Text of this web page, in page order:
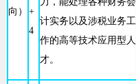
向）
+
4
计实务以及涉税业务工
作的高等技术应用型人
才。